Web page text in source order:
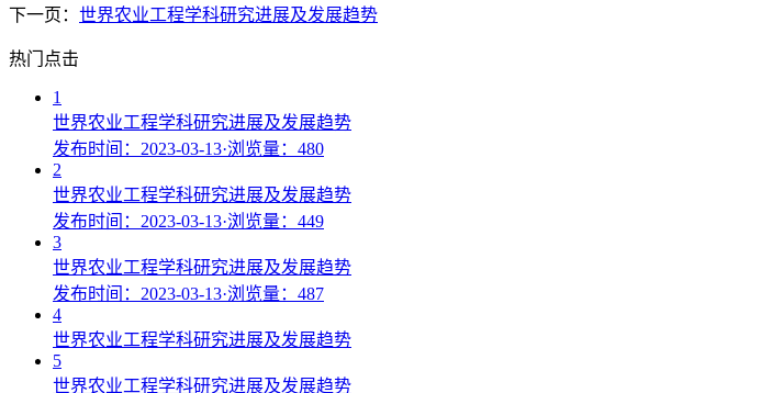
下一页： 世界农业工程学科研究进展及发展趋势
热门点击
1
世界农业工程学科研究进展及发展趋势
发布时间：2023-03-13·浏览量：480
2
世界农业工程学科研究进展及发展趋势
发布时间：2023-03-13·浏览量：449
3
世界农业工程学科研究进展及发展趋势
发布时间：2023-03-13·浏览量：487
4
世界农业工程学科研究进展及发展趋势
5
世界农业工程学科研究进展及发展趋势